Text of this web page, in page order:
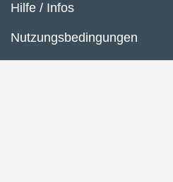
Hilfe / Infos
Nutzungsbedingungen